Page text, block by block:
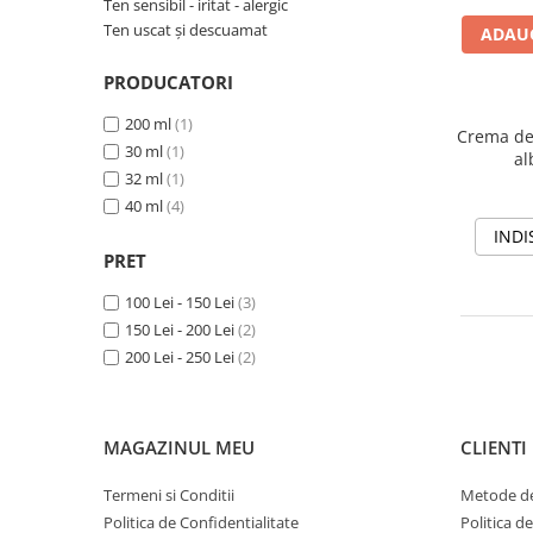
Produse solare
Păr și scalp
Îngrijire picioare
Igienă dentară
Secretul frumuseții
Îngrijire bebeluși și copii
Îngrijire bărbați
Ten sensibil - iritat - alergic
Ten uscat și descuamat
PRODUCATORI
200 ml(1)
30 ml(1)
32 ml(1)
40 ml(4)
PRET
100 Lei - 150 Lei(3)
150 Lei - 200 Lei(2)
200 Lei - 250 Lei(2)
Crema
MAGAZINUL MEU
Termeni si Conditii
Politica de Confidentialitate
CLIENTI
Metode
Politica